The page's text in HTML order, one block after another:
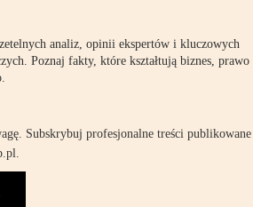
analiz, opinii ekspertów i kluczowych
Poznaj fakty, które kształtują biznes, prawo
Subskrybuj profesjonalne treści publikowane